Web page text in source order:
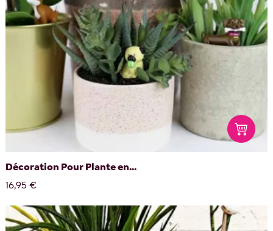
Décoration Pour Plante en...
16,95 €